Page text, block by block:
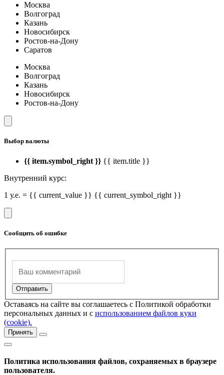
Москва
Волгоград
Казань
Новосибирск
Ростов-на-Дону
Саратов
Москва
Волгоград
Казань
Новосибирск
Ростов-на-Дону
Выбор валюты
{{ item.symbol_right }} {{ item.title }}
Внутренний курс:
1 у.е. = {{ current_value }} {{ current_symbol_right }}
Сообщить об ошибке
Оставаясь на сайте вы соглашаетесь с Политикой обработки
персональных данных и с использованием файлов куки
(cookie).
Принять
Политика использования файлов, сохраняемых в браузере
пользователя.